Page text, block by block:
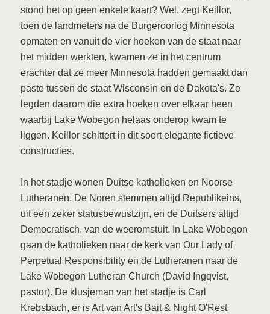
stond het op geen enkele kaart? Wel, zegt Keillor,
toen de landmeters na de Burgeroorlog Minnesota
opmaten en vanuit de vier hoeken van de staat naar
het midden werkten, kwamen ze in het centrum
erachter dat ze meer Minnesota hadden gemaakt dan
paste tussen de staat Wisconsin en de Dakota's. Ze
legden daarom die extra hoeken over elkaar heen
waarbij Lake Wobegon helaas onderop kwam te
liggen. Keillor schittert in dit soort elegante fictieve
constructies.
In het stadje wonen Duitse katholieken en Noorse
Lutheranen. De Noren stemmen altijd Republikeins,
uit een zeker statusbewustzijn, en de Duitsers altijd
Democratisch, van de weeromstuit. In Lake Wobegon
gaan de katholieken naar de kerk van Our Lady of
Perpetual Responsibility en de Lutheranen naar de
Lake Wobegon Lutheran Church (David Ingqvist,
pastor). De klusjeman van het stadje is Carl
Krebsbach, er is Art van Art's Bait & Night O'Rest